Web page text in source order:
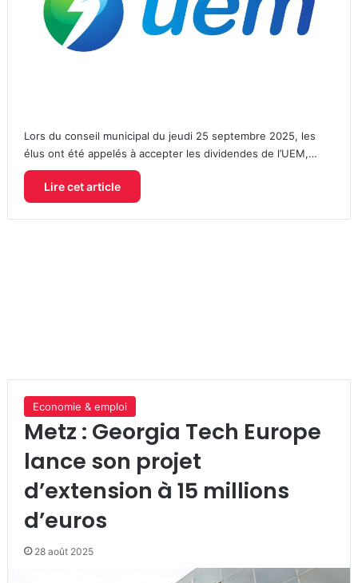
Lors du conseil municipal du jeudi 25 septembre 2025, les
élus ont été appelés à accepter les dividendes de l’UEM,…
Lire cet article
Economie & emploi
Metz : Georgia Tech Europe
lance son projet
d’extension à 15 millions
d’euros
28 août 2025